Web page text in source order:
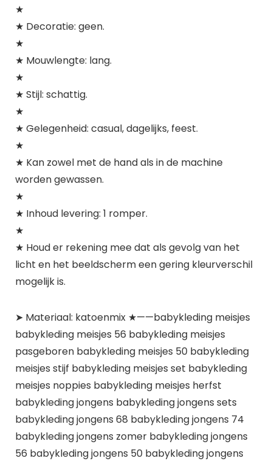
★
★ Decoratie: geen.
★
★ Mouwlengte: lang.
★
★ Stijl: schattig.
★
★ Gelegenheid: casual, dagelijks, feest.
★
★ Kan zowel met de hand als in de machine
worden gewassen.
★
★ Inhoud levering: 1 romper.
★
★ Houd er rekening mee dat als gevolg van het
licht en het beeldscherm een gering kleurverschil
mogelijk is.
➤ Materiaal: katoenmix ★——babykleding meisjes
babykleding meisjes 56 babykleding meisjes
pasgeboren babykleding meisjes 50 babykleding
meisjes stijf babykleding meisjes set babykleding
meisjes noppies babykleding meisjes herfst
babykleding jongens babykleding jongens sets
babykleding jongens 68 babykleding jongens 74
babykleding jongens zomer babykleding jongens
56 babykleding jongens 50 babykleding jongens